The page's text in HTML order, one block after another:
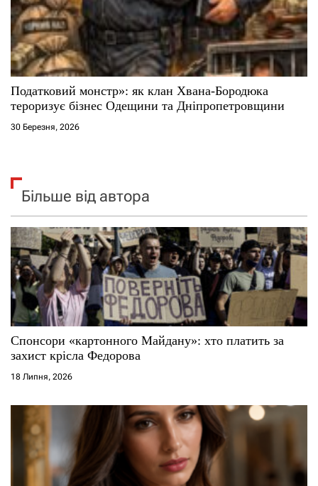
Податковий монстр»: як клан Хвана-Бородюка
тероризує бізнес Одещини та Дніпропетровщини
30 Березня, 2026
Більше від автора
Спонсори «картонного Майдану»: хто платить за
захист крісла Федорова
18 Липня, 2026